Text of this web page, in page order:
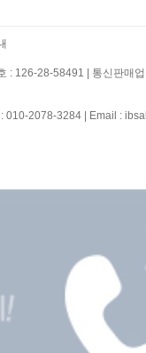
: 126-28-58491
통신판매
: 010-2078-3284 Email :